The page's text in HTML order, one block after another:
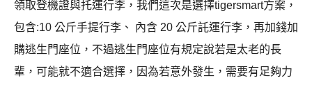
領取登機證與托運行李，我們這次是選擇tigersmart方案，
包含:10 公斤手提行李、 內含 20 公斤託運行李，再加錢加
購逃生門座位，不過逃生門座位有規定說若是太老的長
輩，可能就不適合選擇，因為若意外發生，需要有足夠力